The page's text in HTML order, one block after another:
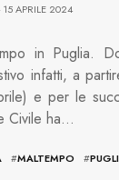
15 APRILE 2024
in Puglia.
infatti, a
e per le
Civile ha…
#MALTEMPO #